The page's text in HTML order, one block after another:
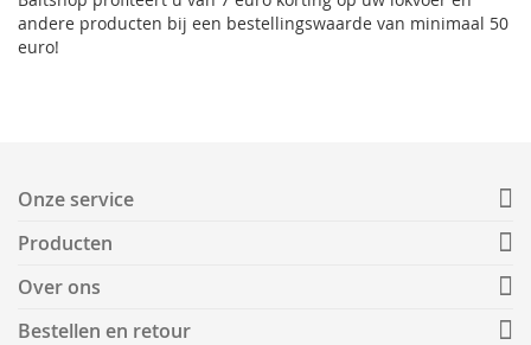
andere producten bij een bestellingswaarde van minimaal 50
euro!
Onze service
Producten
Over ons
Bestellen en retour